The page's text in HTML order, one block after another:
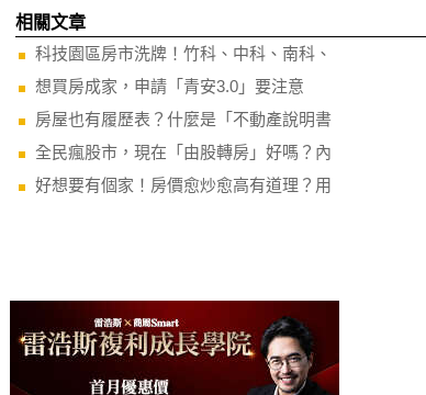
相關文章
科技園區房市洗牌！竹科、中科、南科、
想買房成家，申請「青安3.0」要注意
房屋也有履歷表？什麼是「不動產說明書
全民瘋股市，現在「由股轉房」好嗎？內
好想要有個家！房價愈炒愈高有道理？用